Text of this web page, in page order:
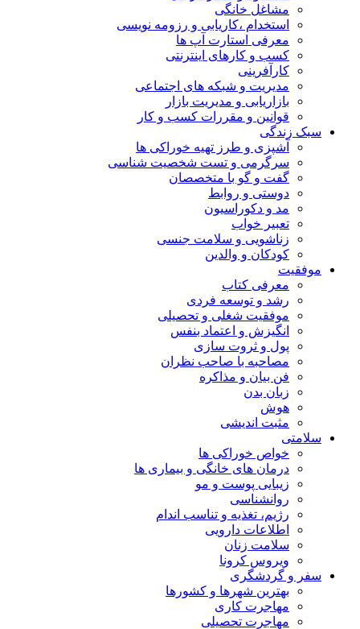
مشاغل خانگی
استخدام ،کاریابی و رزومه نویسی
معرفی استارت آپ ها
کسب و کارهای اینترنتی
کارآفرینی
مدیریت و شبکه های اجتماعی
بازاریابی و مدیریت بازار
قوانین و مقررات کسب و کار
سبک زندگی
آشپزی و طرز تهیه خوراکی ها
سرگرمی و تست شخصیت شناسی
گفت و گو با متخصصان
دوستی و روابط
مد و دکوراسیون
تعبیر خواب
زناشویی و سلامت جنسی
کودکان و والدین
موفقیت
معرفی کتاب
رشد و توسعه فردی
موفقیت شغلی و تحصیلی
انگیزش و اعتماد بنفس
پول و ثروت سازی
مصاحبه با صاحب نظران
فن بیان و مذاکره
زبان بدن
هوش
مثبت اندیشی
سلامتی
خواص خوراکی ها
درمان های خانگی و بیماری ها
زیبایی پوست و مو
روانشناسی
رژیم، تغذیه و تناسب اندام
اطلاعات دارویی
سلامت زنان
ویروس کرونا
سفر و گردشگری
بهترین شهرها و کشورها
مهاجرت کاری
مهاجرت تحصیلی